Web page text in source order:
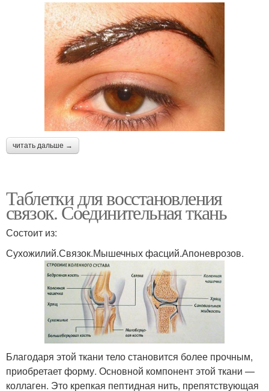
читать дальше →
Таблетки для восстановления
связок. Соединительная ткань
Состоит из:
Сухожилий.Связок.Мышечных фасций.Апоневрозов.
Благодаря этой ткани тело становится более прочным,
приобретает форму. Основной компонент этой ткани —
коллаген. Это крепкая пептидная нить, препятствующая